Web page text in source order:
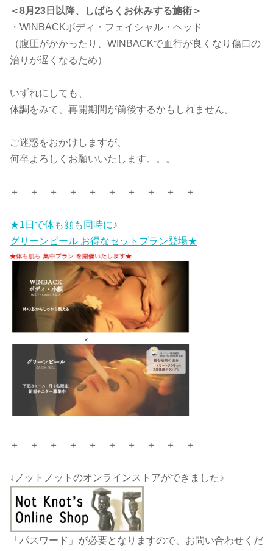
＜8月23日以降、しばらくお休みする施術＞
・WINBACKボディ・フェイシャル・ヘッド
（腹圧がかかったり、WINBACKで血行が良くなり傷口の
治りが遅くなるため）
いずれにしても、
体調をみて、再開期間が前後するかもしれません。
ご迷惑をおかけしますが、
何卒よろしくお願いいたします。。。
＋ ＋ ＋ ＋ ＋ ＋ ＋ ＋ ＋ ＋
★1日で体も顔も同時に♪
グリーンピール お得なセットプラン登場★
＋ ＋ ＋ ＋ ＋ ＋ ＋ ＋ ＋ ＋
↓ノットノットのオンラインストアができました♪
「パスワード」が必要となりますので、お問い合わせくだ